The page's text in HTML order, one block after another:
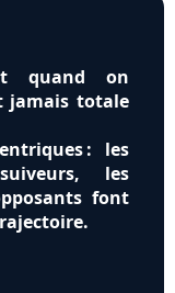
quand on
jamais totale
: les
les
font